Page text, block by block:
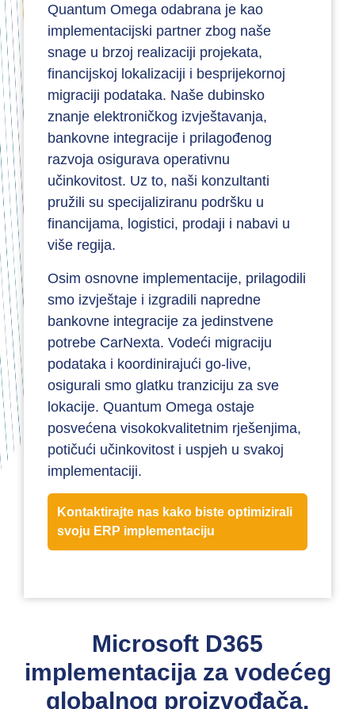
Quantum Omega odabrana je kao
implementacijski partner zbog naše
snage u brzoj realizaciji projekata,
financijskoj lokalizaciji i besprijekornoj
migraciji podataka. Naše dubinsko
znanje elektroničkog izvještavanja,
bankovne integracije i prilagođenog
razvoja osigurava operativnu
učinkovitost. Uz to, naši konzultanti
pružili su specijaliziranu podršku u
financijama, logistici, prodaji i nabavi u
više regija.
Osim osnovne implementacije, prilagodili
smo izvještaje i izgradili napredne
bankovne integracije za jedinstvene
potrebe CarNexta. Vodeći migraciju
podataka i koordinirajući go-live,
osigurali smo glatku tranziciju za sve
lokacije. Quantum Omega ostaje
posvećena visokokvalitetnim rješenjima,
potičući učinkovitost i uspjeh u svakoj
implementaciji.
Kontaktirajte nas kako biste optimizirali
svoju ERP implementaciju
Microsoft D365
implementacija za vodećeg
globalnog proizvođača.